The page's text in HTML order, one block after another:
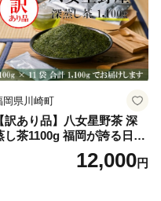
岡県川崎町
【訳あり品】八女星野茶 深
し茶1100g 福岡が誇る日本
茶_ 訳アリ 常温 お茶 茶袋 常
備品 おちゃ ocha 茶葉 緑茶
12,000円